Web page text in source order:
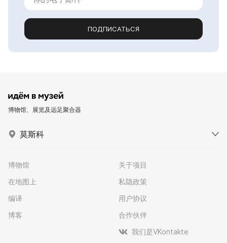
ПОДПИСАТЬСЯ
博物馆、展览及远足聚合器
莫斯科
博物馆
在地图上
编译
博客
关于项目
私隐政策
用户协议
合作伙伴
我们是VKontakte